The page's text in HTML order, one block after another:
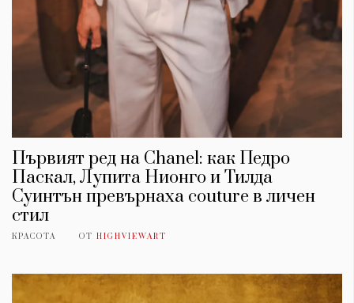
Първият ред на Chanel: как Педро
Паскал, Лупита Нионго и Тилда
Суинтън превърнаха couture в личен
стил
КРАСОТА ОТ HIGHVIEWART